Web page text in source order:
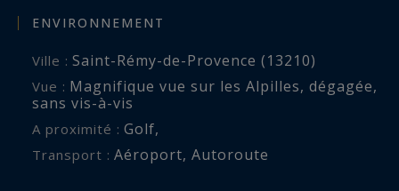
partageant une salle de bains
Extérieurs :
Salons et espace repas, Piscine de 15x6 mètres,
éclairage, Terrain de pétanque
ENVIRONNEMENT
Ville : Saint-Rémy-de-Provence (13210)
Vue : Magnifique vue sur les Alpilles, dégagée,
sans vis-à-vis
A proximité : Golf,
Transport : Aéroport, Autoroute